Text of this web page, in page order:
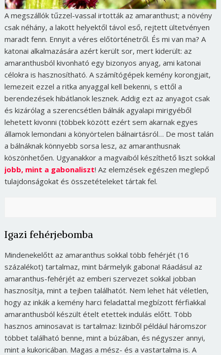
A megszállók tűzzel-vassal irtották az amaranthust; a növény
csak néhány, a lakott helyektől távol eső, rejtett ültetvényen
maradt fenn. Ennyit a véres előtörténetről. És mi van ma? A
katonai alkalmazására azért került sor, mert kiderült: az
amaranthusból kivonható egy bizonyos anyag, ami katonai
célokra is hasznosítható. A számítógépek kemény korongjait,
lemezeit ezzel a ritka anyaggal kell bekenni, s ettől a
berendezések hibátlanok lesznek. Addig ezt az anyagot csak
és kizárólag a szerencsétlen bálnák agyalapi mirigyéből
lehetett kivonni (többek között ezért sem akarnak egyes
államok lemondani a könyörtelen bálnairtásról… De most talán
a bálnáknak könnyebb sorsa lesz, az amaranthusnak
köszönhetően. Ugyanakkor a magvaiból készíthető liszt sokkal
jobb, mint a gabonaliszt! Az elemzések egészen meglepő
tulajdonságokat és összetételeket tártak fel.
Igazi fehérjebomba
Mindenekelőtt az amaranthus sokkal több fehérjét (16
százalékot) tartalmaz, mint bármelyik gabona! Ráadásul az
amaranthus-fehérjét az emberi szervezet sokkal jobban
hasznosítja, mint a tejben találhatót. Nem lehet hát véletlen,
hogy az inkák a kemény harci feladattal megbízott férfiakkal
amaranthusból készült ételt etettek indulás előtt. Több
hasznos aminosavat is tartalmaz: lizinből például háromszor
többet található benne, mint a búzában, és négyszer annyi,
mint a kukoricában. Magas a mész- és a vastartalma is. A